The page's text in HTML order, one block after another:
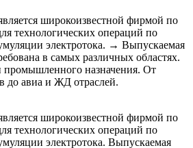
широкоизвестной фирмой по
технологических операций по
электротока. → Выпускаемая
в самых различных областях.
промышленного назначения. От
до авиа и ЖД отраслей.
широкоизвестной фирмой по
технологических операций по
электротока. Выпускаемая